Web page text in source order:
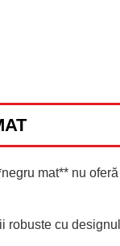
mat** nu
robuste cu